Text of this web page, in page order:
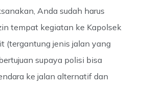
Anda sudah harus
tempat kegiatan ke Kapolsek
(tergantung jenis jalan yang
supaya polisi bisa
ke jalan alternatif dan